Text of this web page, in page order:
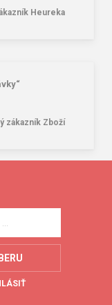
Heureka
zákazník Zboží